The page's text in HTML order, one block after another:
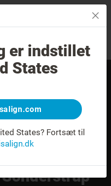
Find en behandler
er indstillet
States
States? Fortsæt til